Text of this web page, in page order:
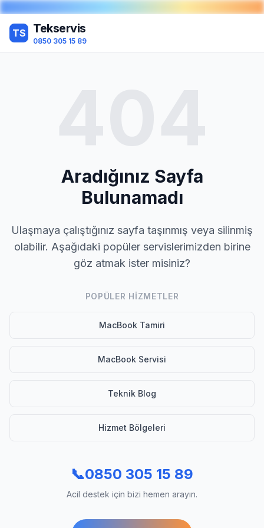
TS Tekservis
0850 305 15 89
Aradığınız Sayfa
Bulunamadı
Ulaşmaya çalıştığınız sayfa taşınmış veya silinmiş
olabilir. Aşağıdaki popüler servislerimizden birine
göz atmak ister misiniz?
POPÜLER HIZMETLER
MacBook Tamiri
MacBook Servisi
Teknik Blog
Hizmet Bölgeleri
📞0850 305 15 89
Acil destek için bizi hemen arayın.